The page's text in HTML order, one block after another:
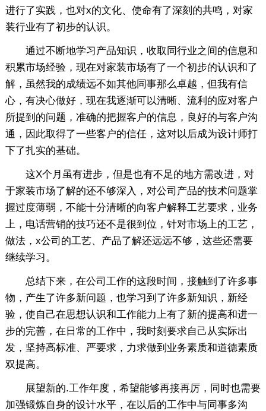
进行了实践，也对x的文化、使命有了深刻的共鸣，对家
装行业有了初步的认识。
通过不断地学习产品知识，收取同行业之间的信息和
积累市场经验，现在对家装市场有了一个初步的认识和了
解，虽然我的成绩远不如其他同事那么卓越，但我有信
心，有决心做好，现在我逐渐可以清晰、流利的应对客户
所提到的问题，准确的把握客户的信息，良好的与客户沟
通，因此取得了一些客户的信任，这对以后成为设计师打
下了扎实的基础。
这X个月虽有进步，但是也有不足的地方需改进，对
于家装市场了解的还不够深入，对公司产品的技术问题掌
握过度薄弱，不能十分清晰的向客户解释工艺要求，业务
上，电话营销的技巧还不是很到位，针对市场上的工艺，
做法，x公司的工艺、产品了解还远远不够，这些还需要
继续学习。
总结下来，在公司工作的这段时间，接触到了许多事
物，产生了许多新问题，也学习到了许多新知识，新经
验，使自己在思想认识和工作能力上有了新的提高和进一
步的完善，在日常的工作中，我时刻要求自己从实际出
发，坚持高标准、严要求，力求做到业务素质和道德素质
双提高。
展望新的.工作年度，希望能够再接再厉，同时也需要
加强锻炼自身的设计水平，在以后的工作中与同事多沟